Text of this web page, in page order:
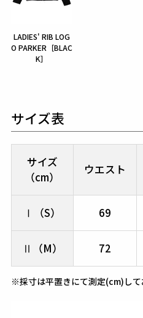
LADIES' RIB LOG
O PARKER［BLAC
K］
サイズ表
サイズ
（cm）
ウエスト
Ⅰ（S） 69
Ⅱ（M） 72
※採寸は平置きにて測定(cm)して